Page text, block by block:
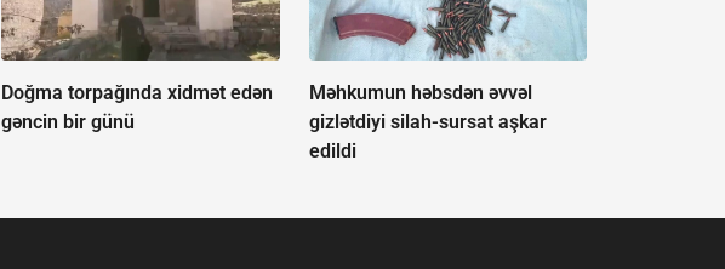
Doğma torpağında xidmət edən
gəncin bir günü
Məhkumun həbsdən əvvəl
gizlətdiyi silah-sursat aşkar
edildi